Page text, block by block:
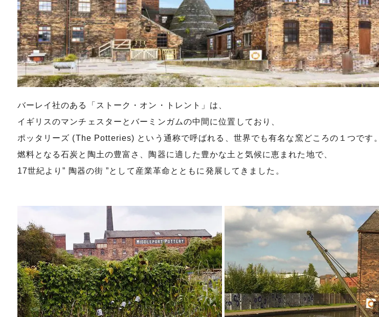
バーレイ社のある「ストーク・オン・トレント」は、
イギリスのマンチェスターとバーミンガムの中間に位置しており、
ポッタリーズ (The Potteries) という通称で呼ばれる、世界でも有名な窯どころの１つです。
燃料となる石炭と陶土の豊富さ、陶器に適した豊かな土と気候に恵まれた地で、
17世紀より” 陶器の街 ”として産業革命とともに発展してきました。